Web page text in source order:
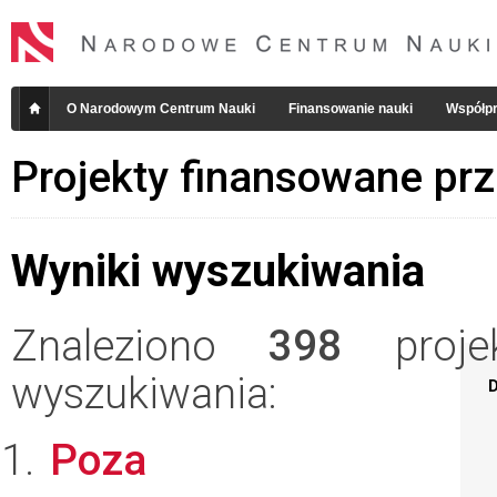
O Narodowym Centrum Nauki Finansowanie nauki
Projekty finansowane
Wyniki wyszukiwania
Znaleziono 398
wyszukiwania:
Poza